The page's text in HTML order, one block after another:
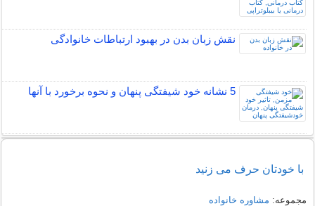
نقش زبان بدن در بهبود ارتباطات خانوادگی
5 نشانه خود شیفتگی پنهان و نحوه برخورد با آنها
با خودتان حرف می زنید
مجموعه: مشاوره خانواده